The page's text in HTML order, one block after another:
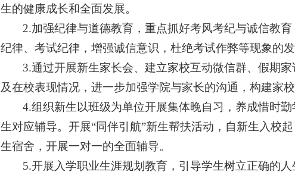
生的健康成长和全面发展。
2.加强纪律与道德教育，重点抓好考风考纪与诚信教
纪律、考试纪律，增强诚信意识，杜绝考试作弊等现象的发
3.通过开展新生家长会、建立家校互动微信群、假期
及在校表现情况，进一步加强学院与家长的沟通，构建家校
4.组织新生 以班级为单位开展集体晚自习， 养成惜时
生对应辅导。开展“同伴引航”新生帮扶活动， 自新生入校起
生宿舍，开展一对一的全面辅导。
5.开展入学职业生涯规划教育，引导学生树立正确的